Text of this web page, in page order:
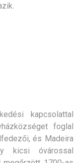
kapcsolattal
foglal
és Madeira
kicsi óvárossal